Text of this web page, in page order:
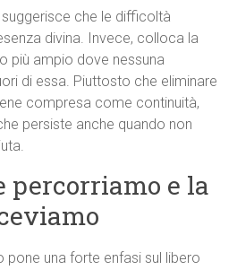
che le difficoltà
divina. Invece, colloca la
più ampio dove nessuna
di essa. Piuttosto che eliminare
compresa come continuità,
persiste anche quando non
percorriamo e la
pone una forte enfasi sul libero